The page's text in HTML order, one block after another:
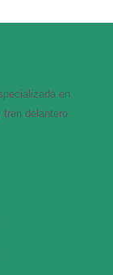
en
delantero